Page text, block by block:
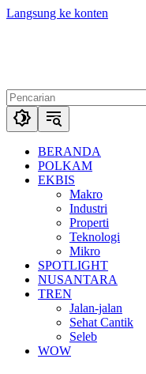
Langsung ke konten
BERANDA
POLKAM
EKBIS
Makro
Industri
Properti
Teknologi
Mikro
SPOTLIGHT
NUSANTARA
TREN
Jalan-jalan
Sehat Cantik
Seleb
WOW